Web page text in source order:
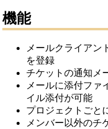
機能
メールクライアン
を登録
チケットの通知メ
メールに添付ファ
イル添付が可能
プロジェクトごと
メンバー以外のチ